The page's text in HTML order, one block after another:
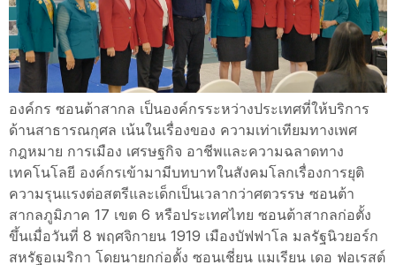
องค์กร ซอนต้าสากล เป็นองค์กรระหว่างประเทศที่ให้บริการ
ด้านสาธารณกุศล เน้นในเรื่องของ ความเท่าเทียมทางเพศ
กฎหมาย การเมือง เศรษฐกิจ อาชีพและความฉลาดทาง
เทคโนโลยี องค์กรเข้ามามีบทบาทในสังคมโลกเรื่องการยุติ
ความรุนแรงต่อสตรีและเด็กเป็นเวลากว่าศตวรรษ ซอนต้า
สากลภูมิภาค 17 เขต 6 หรือประเทศไทย ซอนต้าสากลก่อตั้ง
ขึ้นเมื่อวันที่ 8 พฤศจิกายน 1919 เมืองบัฟฟาโล มลรัฐนิวยอร์ก
สหรัฐอเมริกา โดยนายกก่อตั้ง ซอนเชี่ยน แมเรียน เดอ ฟอเรสต์